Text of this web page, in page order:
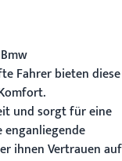
Bmw
Fahrer bieten diese
und sorgt für eine
enganliegende
ihnen Vertrauen auf